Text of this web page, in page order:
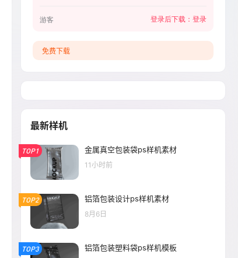
游客 登录后下载： 登录
免费下载
最新样机
TOP1 金属真空包装袋ps样机素材
11小时前
TOP2 铝箔包装设计ps样机素材
8月6日
TOP3 铝箔包装塑料袋ps样机模板